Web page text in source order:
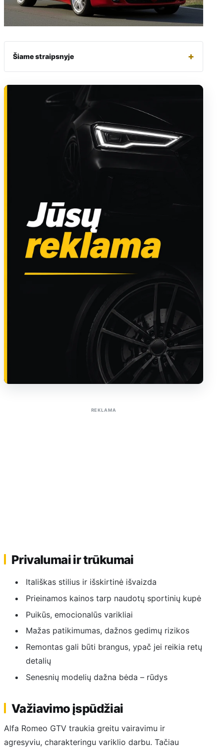
Šiame straipsnyje +
REKLAMA
Privalumai ir trūkumai
Itališkas stilius ir išskirtinė išvaizda
Prieinamos kainos tarp naudotų sportinių kupė
Puikūs, emocionalūs varikliai
Mažas patikimumas, dažnos gedimų rizikos
Remontas gali būti brangus, ypač jei reikia retų
detalių
Senesnių modelių dažna bėda – rūdys
Važiavimo įspūdžiai
Alfa Romeo GTV traukia greitu vairavimu ir
agresyviu, charakteringu variklio darbu. Tačiau